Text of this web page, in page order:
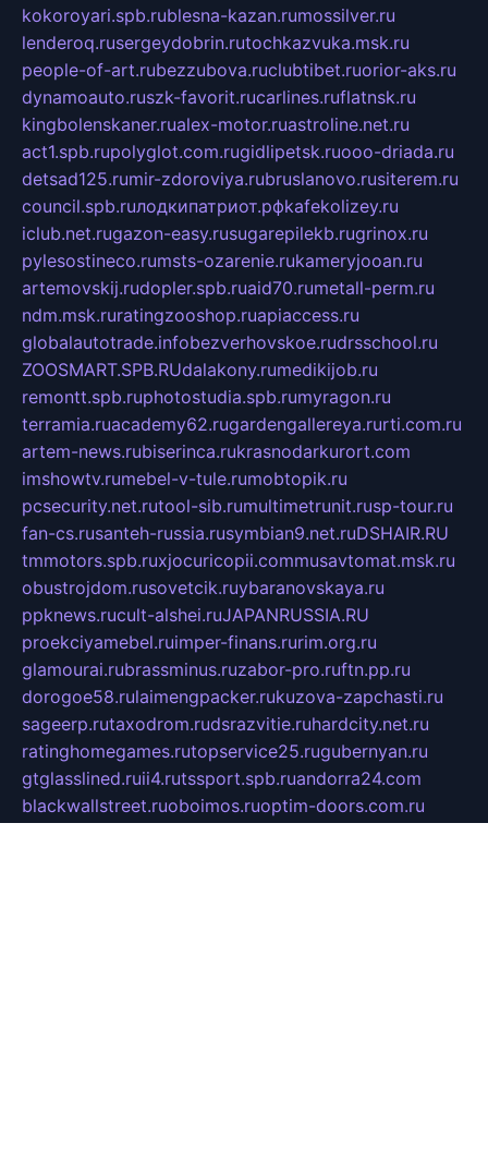
kokoroyari.spb.rublesna-kazan.rumossilver.ru
lenderoq.rusergeydobrin.rutochkazvuka.msk.ru
people-of-art.rubezzubova.ruclubtibet.ruorior-aks.ru
dynamoauto.ruszk-favorit.rucarlines.ruflatnsk.ru
kingbolenskaner.rualex-motor.ruastroline.net.ru
act1.spb.rupolyglot.com.rugidlipetsk.ruooo-driada.ru
detsad125.rumir-zdoroviya.rubruslanovo.rusiterem.ru
council.spb.ruлодкипатриот.рфkafekolizey.ru
iclub.net.rugazon-easy.rusugarepilekb.rugrinox.ru
pylesostineco.rumsts-ozarenie.rukameryjooan.ru
artemovskij.rudopler.spb.ruaid70.rumetall-perm.ru
ndm.msk.ruratingzooshop.ruapiaccess.ru
globalautotrade.infobezverhovskoe.rudrsschool.ru
ZOOSMART.SPB.RUdalakony.rumedikijob.ru
remontt.spb.ruphotostudia.spb.rumyragon.ru
terramia.ruacademy62.rugardengallereya.rurti.com.ru
artem-news.rubiserinca.rukrasnodarkurort.com
imshowtv.rumebel-v-tule.rumobtopik.ru
pcsecurity.net.rutool-sib.rumultimetrunit.rusp-tour.ru
fan-cs.rusanteh-russia.rusymbian9.net.ruDSHAIR.RU
tmmotors.spb.ruxjocuricopii.commusavtomat.msk.ru
obustrojdom.rusovetcik.ruybaranovskaya.ru
ppknews.rucult-alshei.ruJAPANRUSSIA.RU
proekciyamebel.ruimper-finans.rurim.org.ru
glamourai.rubrassminus.ruzabor-pro.ruftn.pp.ru
dorogoe58.rulaimengpacker.rukuzova-zapchasti.ru
sageerp.rutaxodrom.rudsrazvitie.ruhardcity.net.ru
ratinghomegames.rutopservice25.rugubernyan.ru
gtglasslined.ruii4.rutssport.spb.ruandorra24.com
blackwallstreet.ruoboimos.ruoptim-doors.com.ru